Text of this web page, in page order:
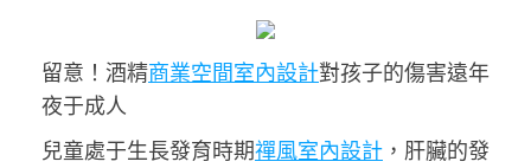
留意！酒精商業空間室內設計對孩子的傷害遠年
夜于成人
兒童處于生長發育時期禪風室內設計 ，肝臟的發